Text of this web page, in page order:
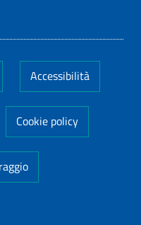
Accessibilità
Cookie policy